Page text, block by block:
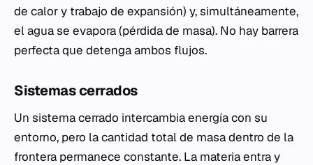
de calor y trabajo de expansión) y, simultáneamente,
el agua se evapora (pérdida de masa). No hay barrera
perfecta que detenga ambos flujos.
Sistemas cerrados
Un sistema cerrado intercambia energía con su
entorno, pero la cantidad total de masa dentro de la
frontera permanece constante. La materia entra y